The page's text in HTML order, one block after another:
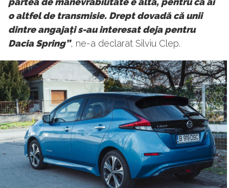
o altfel de transmisie. Drept dovadă că unii
dintre angajați s-au interesat deja pentru
Dacia Spring”, ne-a declarat Silviu Clep.